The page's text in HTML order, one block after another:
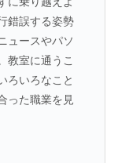
錯誤する姿勢
ュースやパソ
教室に通うこ
ろいろなこと
った職業を見